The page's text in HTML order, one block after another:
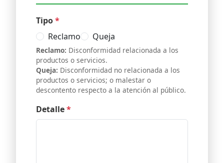
Tipo*
Reclamo
Queja
Reclamo: Disconformidad relacionada a los
productos o servicios.
Queja: Disconformidad no relacionada a los
productos o servicios; o malestar o
descontento respecto a la atención al público.
Detalle*